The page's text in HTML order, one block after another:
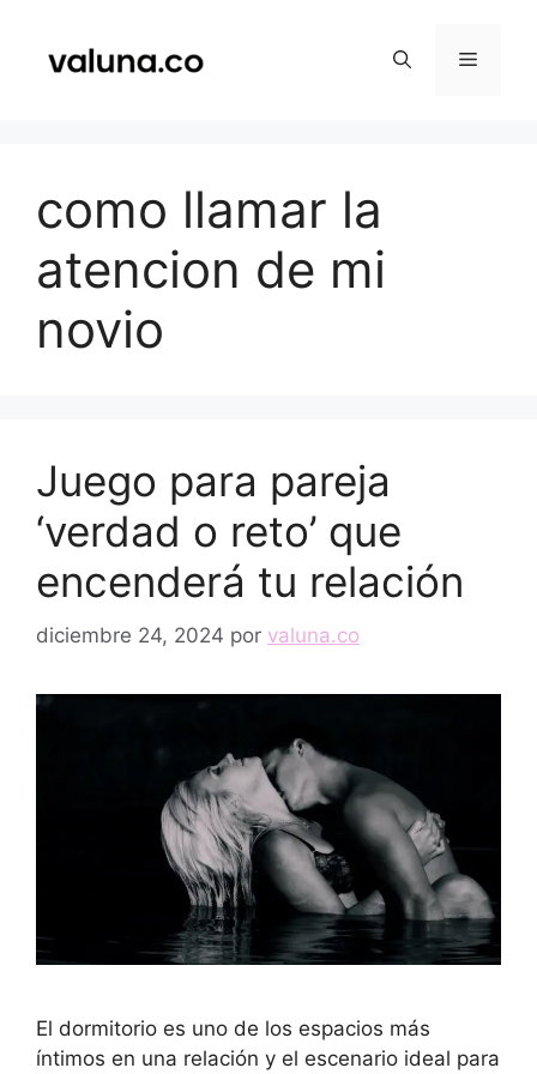
contenido
Menú
como llamar la
atencion de mi
novio
Juego para pareja
‘verdad o reto’ que
encenderá tu relación
diciembre 24, 2024 por valuna.co
El dormitorio es uno de los espacios más
íntimos en una relación y el escenario ideal para